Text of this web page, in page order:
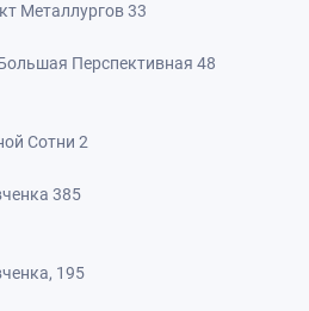
Металлургов 33
Перспективная 48
Сотни 2
385
195